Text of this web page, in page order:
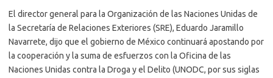
El director general para la Organización de las Naciones Unidas de
la Secretaría de Relaciones Exteriores (SRE), Eduardo Jaramillo
Navarrete, dijo que el gobierno de México continuará apostando por
la cooperación y la suma de esfuerzos con la Oficina de las
Naciones Unidas contra la Droga y el Delito (UNODC, por sus siglas